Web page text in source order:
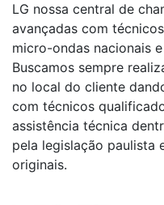
LG nossa central de
avançadas com
micro-ondas nacionais
Buscamos sempre
no local do cliente
com técnicos
assistência técnica
pela legislação paulista
originais.